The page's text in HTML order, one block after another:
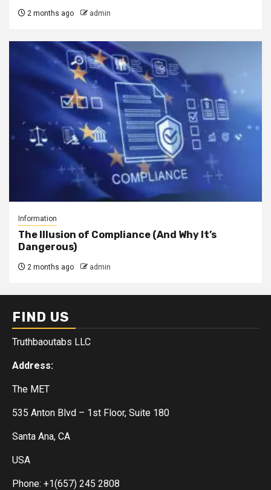
2 months ago admin
Information
The Illusion of Compliance (And Why It’s
Dangerous)
2 months ago admin
FIND US
Truthbaoutabs LLC
Address:
The MET
535 Anton Blvd – 1st Floor, Suite 180
Santa Ana, CA
USA
Phone: +1(657) 245 2808